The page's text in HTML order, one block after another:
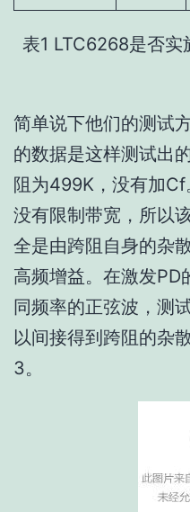
表1 LTC6268是否
简单说下他们的测试
的数据是这样测试出
阻为499K，没有加
没有限制带宽，所以
全是由跨阻自身的杂
高频增益。在激发PD
同频率的正弦波，测
以间接得到跨阻的杂
3。